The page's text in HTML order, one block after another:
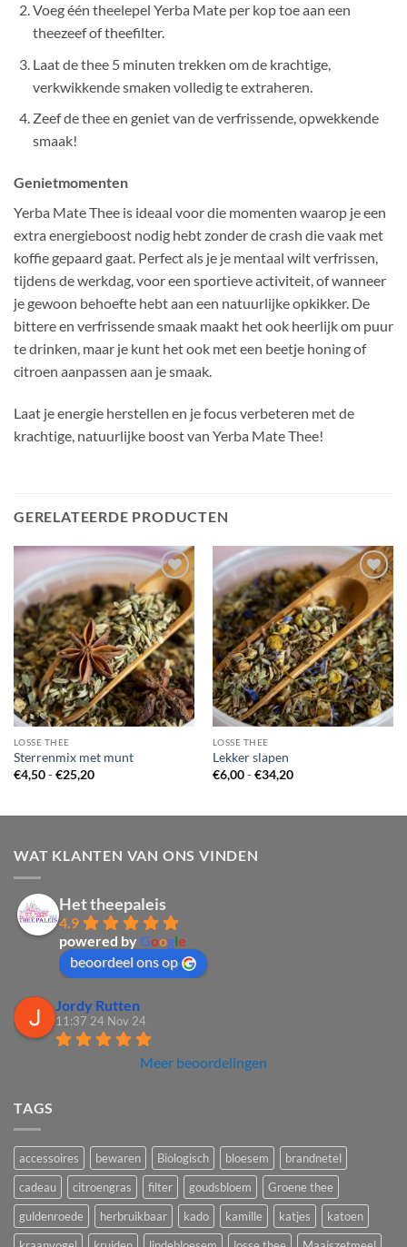
Voeg één theelepel Yerba Mate per kop toe aan een
theezeef of theefilter.
Laat de thee 5 minuten trekken om de krachtige,
verkwikkende smaken volledig te extraheren.
Zeef de thee en geniet van de verfrissende, opwekkende
smaak!
Genietmomenten
Yerba Mate Thee is ideaal voor die momenten waarop je een
extra energieboost nodig hebt zonder de crash die vaak met
koffie gepaard gaat. Perfect als je je mentaal wilt verfrissen,
tijdens de werkdag, voor een sportieve activiteit, of wanneer
je gewoon behoefte hebt aan een natuurlijke opkikker. De
bittere en verfrissende smaak maakt het ook heerlijk om puur
te drinken, maar je kunt het ook met een beetje honing of
citroen aanpassen aan je smaak.
Laat je energie herstellen en je focus verbeteren met de
krachtige, natuurlijke boost van Yerba Mate Thee!
GERELATEERDE PRODUCTEN
LOSSE THEE
Sterrenmix met munt
€4,50 - €25,20Prijsklasse:
LOSSE THEE
Lekker slapen
€6,00 - €34,20Prijsklasse:
WAT KLANTEN VAN ONS VINDEN
Het theepaleis
4.9
powered byGoogle
beoordeel ons op
Jordy Rutten
11:37 24 Nov 24
Meer beoordelingen
TAGS
accessoires bewaren Biologisch bloesem
brandnetel
cadeau
citroengras filter goudsbloem
Groene thee
guldenroede
herbruikbaar kado kamille katjes
katoen